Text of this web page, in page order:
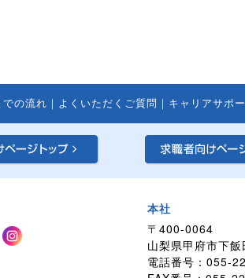
の流れ ｜ よくいただくご質問 ｜ キャリアサポ
本社
〒400-0064
山梨県甲府市下
電話番号：055-